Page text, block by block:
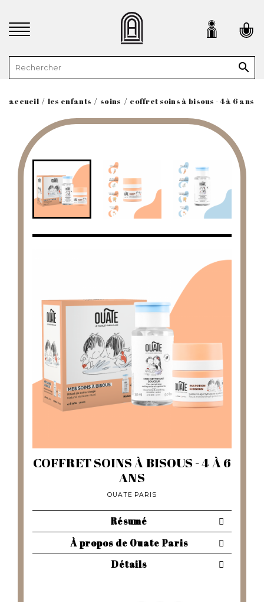

accueil les enfants soins coffret soins à bisous - 4 à 6 ans
COFFRET SOINS À BISOUS - 4 À 6
ANS
OUATE PARIS
Résumé
À propos de Ouate Paris
Détails